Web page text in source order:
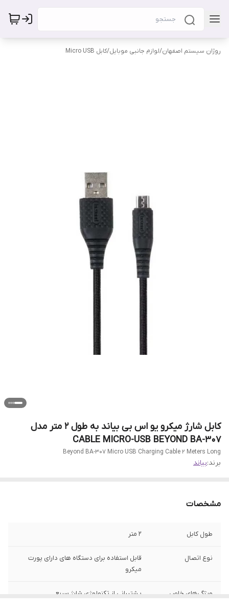
روژان سیستم اصفهان/لوازم جانبی موبایل/کابل Micro USB
کابل شارژ میکرو یو اس بی بیاند به طول 2 متر مدل
CABLE MICRO-USB BEYOND BA-307
Beyond BA-307 Micro USB Charging Cable 2 Meters Long
برند:بیاند
مشخصات
طول کابل 2 متر
نوع اتصال
قابل استفاده برای دستگاه های دارای پورت
میکرو
ویژگی‌های خاص پشتیبانی از تکنولوژی شارژ سریع